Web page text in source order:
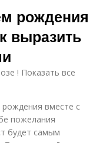
рождения
выразить
! Показать все
вместе с
пожелания
будет самым